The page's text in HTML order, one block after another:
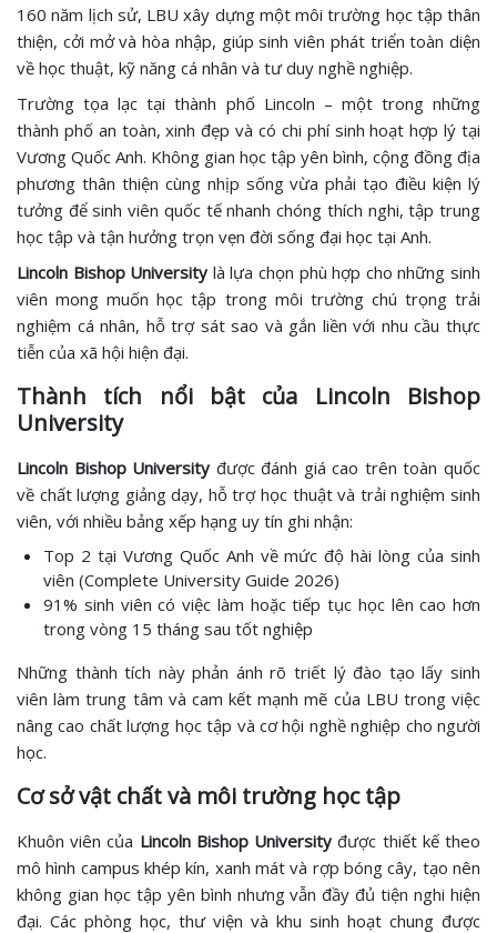
160 năm lịch sử, LBU xây dựng một môi trường học tập thân
thiện, cởi mở và hòa nhập, giúp sinh viên phát triển toàn diện
về học thuật, kỹ năng cá nhân và tư duy nghề nghiệp.
Trường tọa lạc tại thành phố Lincoln – một trong những
thành phố an toàn, xinh đẹp và có chi phí sinh hoạt hợp lý tại
Vương Quốc Anh. Không gian học tập yên bình, cộng đồng địa
phương thân thiện cùng nhịp sống vừa phải tạo điều kiện lý
tưởng để sinh viên quốc tế nhanh chóng thích nghi, tập trung
học tập và tận hưởng trọn vẹn đời sống đại học tại Anh.
Lincoln Bishop University là lựa chọn phù hợp cho những sinh
viên mong muốn học tập trong môi trường chú trọng trải
nghiệm cá nhân, hỗ trợ sát sao và gắn liền với nhu cầu thực
tiễn của xã hội hiện đại.
Thành tích nổi bật của Lincoln Bishop
University
Lincoln Bishop University được đánh giá cao trên toàn quốc
về chất lượng giảng dạy, hỗ trợ học thuật và trải nghiệm sinh
viên, với nhiều bảng xếp hạng uy tín ghi nhận:
Top 2 tại Vương Quốc Anh về mức độ hài lòng của sinh
viên (Complete University Guide 2026)
91% sinh viên có việc làm hoặc tiếp tục học lên cao hơn
trong vòng 15 tháng sau tốt nghiệp
Những thành tích này phản ánh rõ triết lý đào tạo lấy sinh
viên làm trung tâm và cam kết mạnh mẽ của LBU trong việc
nâng cao chất lượng học tập và cơ hội nghề nghiệp cho người
học.
Cơ sở vật chất và môi trường học tập
Khuôn viên của Lincoln Bishop University được thiết kế theo
mô hình campus khép kín, xanh mát và rợp bóng cây, tạo nên
không gian học tập yên bình nhưng vẫn đầy đủ tiện nghi hiện
đại. Các phòng học, thư viện và khu sinh hoạt chung được